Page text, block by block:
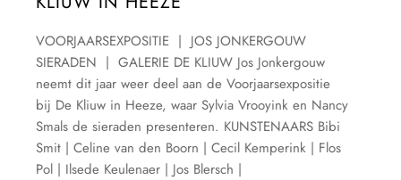
VOORJAARSEXPOSITIE | JOS JONKERGOUW
SIERADEN | GALERIE DE KLIUW Jos Jonkergouw
neemt dit jaar weer deel aan de Voorjaarsexpositie
bij De Kliuw in Heeze, waar Sylvia Vrooyink en Nancy
Smals de sieraden presenteren. KUNSTENAARS Bibi
Smit | Celine van den Boorn | Cecil Kemperink | Flos
Pol | Ilsede Keulenaer | Jos Blersch |